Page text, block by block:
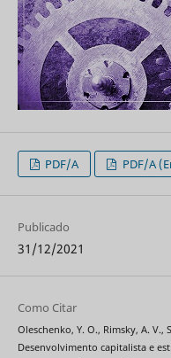
PDF/A PDF/A
Publicado
31/12/2021
Como Citar
Oleschenko, Y. O., Rimsky, A. V.,
Desenvolvimento capitalista e